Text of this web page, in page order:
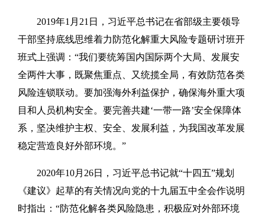
2019年1月21日，习近平总书记在省部级主要领导
干部坚持底线思维着力防范化解重大风险专题研讨班开
班式上强调：“我们要统筹国内国际两个大局、发展安
全两件大事，既聚焦重点、又统揽全局，有效防范各类
风险连锁联动。要加强海外利益保护，确保海外重大项
目和人员机构安全。要完善共建‘一带一路’安全保障体
系，坚决维护主权、安全、发展利益，为我国改革发展
稳定营造良好外部环境。”
2020年10月26日，习近平总书记就“十四五”规划
《建议》起草的有关情况向党的十九届五中全会作说明
时指出：“防范化解各类风险隐患，积极应对外部环境